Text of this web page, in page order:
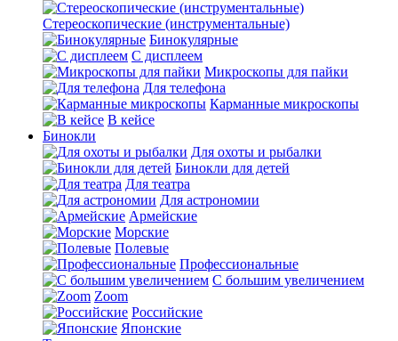
Стереоскопические (инструментальные)
Бинокулярные
С дисплеем
Микроскопы для пайки
Для телефона
Карманные микроскопы
В кейсе
Бинокли
Для охоты и рыбалки
Бинокли для детей
Для театра
Для астрономии
Армейские
Морские
Полевые
Профессиональные
С большим увеличением
Zoom
Российские
Японские